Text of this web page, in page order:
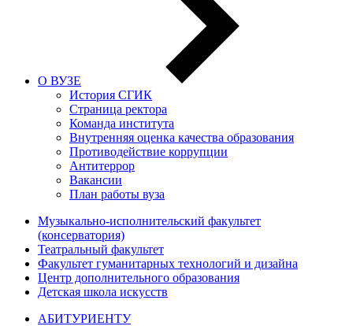
О ВУЗЕ
История СГИК
Страница ректора
Команда института
Внутренняя оценка качества образования
Противодействие коррупции
Антитеррор
Вакансии
План работы вуза
Музыкально-исполнительский факультет
(консерватория)
Театральный факультет
Факультет гуманитарных технологий и дизайна
Центр дополнительного образования
Детская школа искусств
АБИТУРИЕНТУ